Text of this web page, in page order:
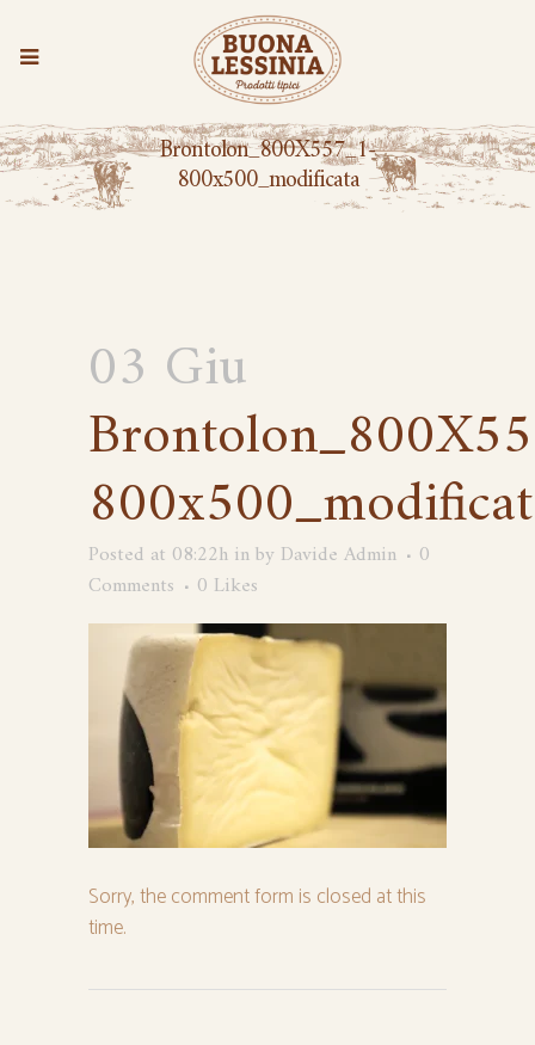
Brontolon_800X557_1-
800x500_modificata
03 Giu
Posted at 08:22h inby Davide Admin
0
Comments
0 Likes
Sorry, the comment form is closed at this
time.